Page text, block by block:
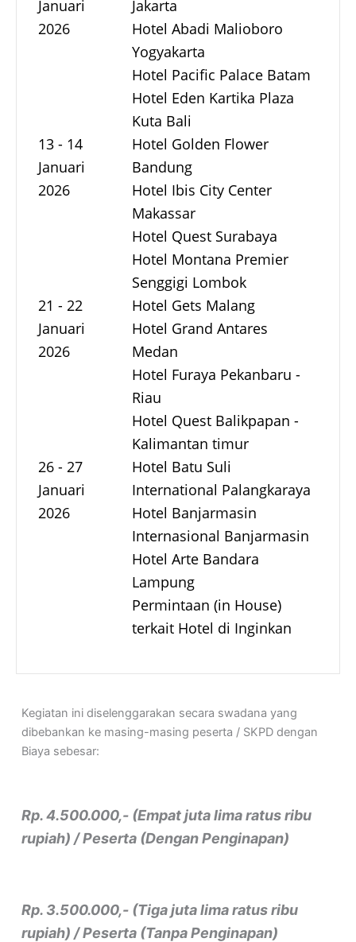
Januari
2026
13 - 14
Januari
2026
21 - 22
Januari
2026
26 - 27
Januari
2026
Jakarta
Hotel Abadi Malioboro
Yogyakarta
Hotel Pacific Palace Batam
Hotel Eden Kartika Plaza
Kuta Bali
Hotel Golden Flower
Bandung
Hotel Ibis City Center
Makassar
Hotel Quest Surabaya
Hotel Montana Premier
Senggigi Lombok
Hotel Gets Malang
Hotel Grand Antares
Medan
Hotel Furaya Pekanbaru -
Riau
Hotel Quest Balikpapan -
Kalimantan timur
Hotel Batu Suli
International Palangkaraya
Hotel Banjarmasin
Internasional Banjarmasin
Hotel Arte Bandara
Lampung
Permintaan (in House)
terkait Hotel di Inginkan
Kegiatan ini diselenggarakan secara swadana yang
dibebankan ke masing-masing peserta / SKPD dengan
Biaya sebesar:
Rp. 4.500.000,- (Empat juta lima ratus ribu
rupiah) / Peserta (Dengan Penginapan)
Rp. 3.500.000,- (Tiga juta lima ratus ribu
rupiah) / Peserta (Tanpa Penginapan)